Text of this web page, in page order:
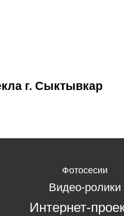
г. Сыктывкар
Фотосесии
Видео-ролики
Интернет-